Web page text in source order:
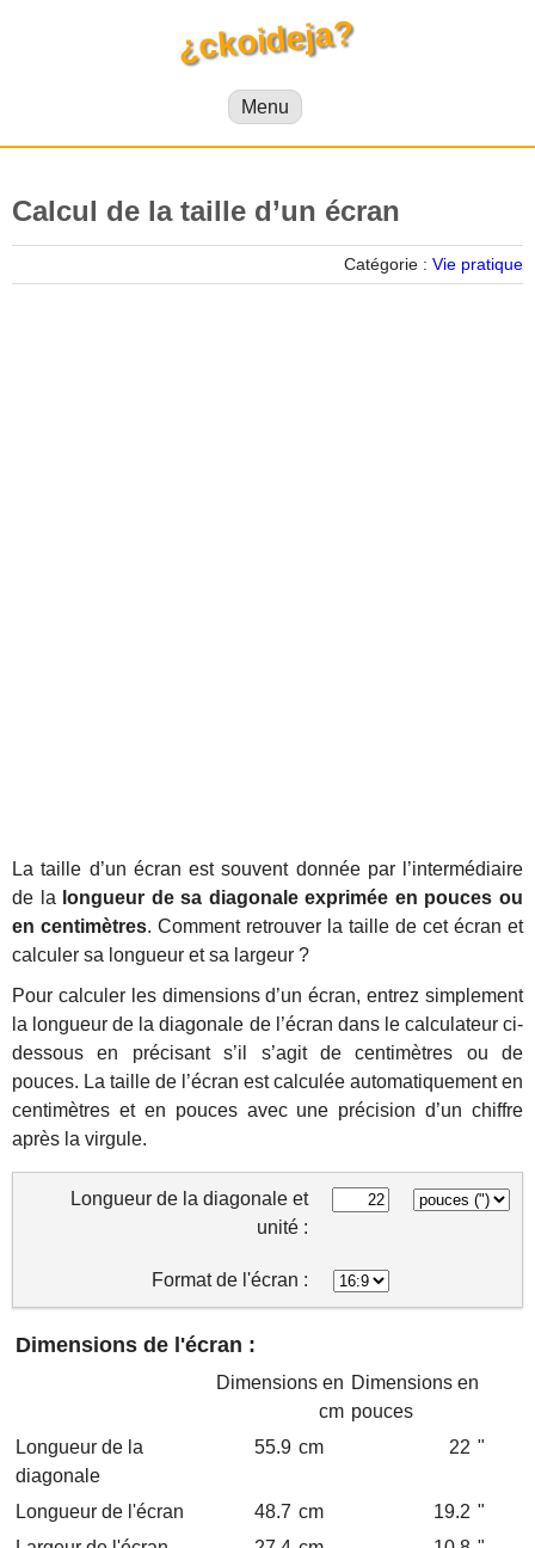
¿ckoideja?
Menu
Calcul de la taille d’un écran
Catégorie : Vie pratique
La taille d’un écran est souvent donnée par l’intermédiaire
de la longueur de sa diagonale exprimée en pouces ou
en centimètres. Comment retrouver la taille de cet écran et
calculer sa longueur et sa largeur ?
Pour calculer les dimensions d’un écran, entrez simplement
la longueur de la diagonale de l’écran dans le calculateur ci-
dessous en précisant s’il s’agit de centimètres ou de
pouces. La taille de l’écran est calculée automatiquement en
centimètres et en pouces avec une précision d’un chiffre
après la virgule.
Longueur de la diagonale et
unité :
Format de l'écran :
Dimensions de l'écran :
Dimensions en
cm
Dimensions en
pouces
Longueur de la
diagonale
55.9 cm 22 "
Longueur de l'écran 48.7 cm 19.2 "